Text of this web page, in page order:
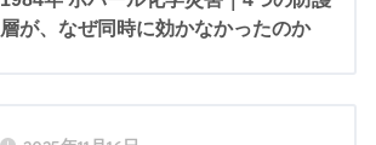
層が、なぜ同時に効かなかったのか